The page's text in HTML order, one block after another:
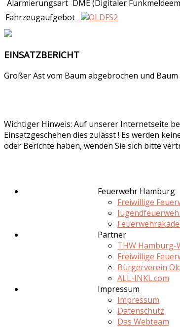
Alarmierungsart DME (Digitaler
Fahrzeugaufgebot
EINSATZBERICHT
Großer Ast vom Baum abgebrochen und
Wichtiger Hinweis: Auf unserer Internetseite
Einsatzgeschehen dies zulässt ! Es werden
oder Berichte haben, wenden Sie sich bitte
Feuerwehr Hamburg
Freiwillige
Partner
THW Hamburg-
Freiwillige
Bürgerverein
ALL-INKL.com
Impressum
Impressum
Datenschutz
Das Webteam